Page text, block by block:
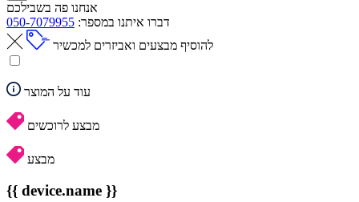
אנחנו פה בשבילכם
דברו איתנו במספר: 050-7079955
להוסיף מבצעים ואביזרים למכשיר
עוד על המוצר
מבצע לרוכשים
מבצע
{{ device.name }}